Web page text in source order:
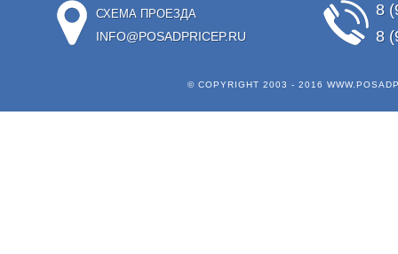
СХЕМА ПРОЕЗДА
INFO@POSADPRICEP.RU
8
8
© COPYRIGHT 2003 - 2016